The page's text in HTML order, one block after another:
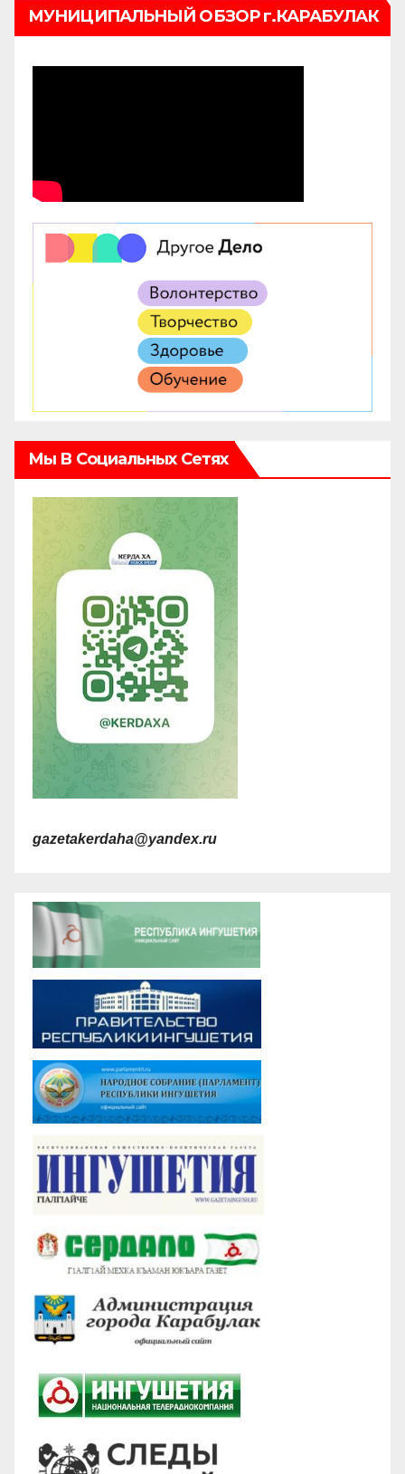
МУНИЦИПАЛЬНЫЙ ОБЗОР г.КАРАБУЛАК
Мы В Социальных Сетях
gazetakerdaha@yandex.ru